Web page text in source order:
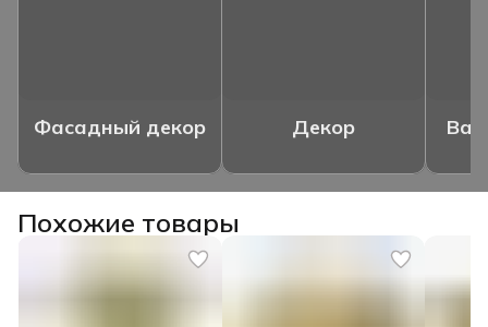
Фасадный декор Декор
Похожие товары